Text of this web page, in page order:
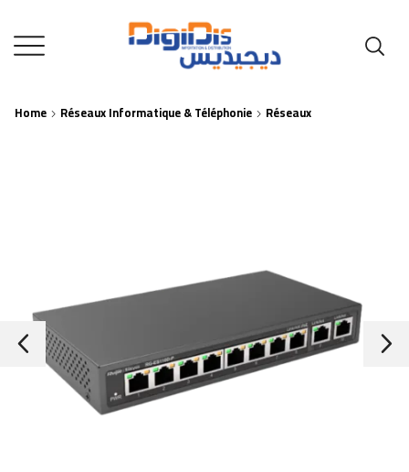
Home Réseaux Informatique & Téléphonie Réseaux